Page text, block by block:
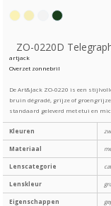
ZO-0220D
artjack
Overzet zonnebril
De Art&Jack ZO-0220 is een
bruin dégradé, grijze of
standaard geleverd met etui en
Kleuren
Materiaal
Lenscategorie
Lenskleur
Eigenschappen